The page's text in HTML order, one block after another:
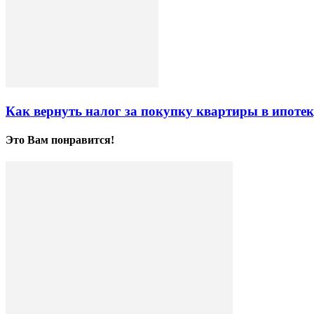
Как вернуть налог за покупку квартиры в
Это Вам понравится!